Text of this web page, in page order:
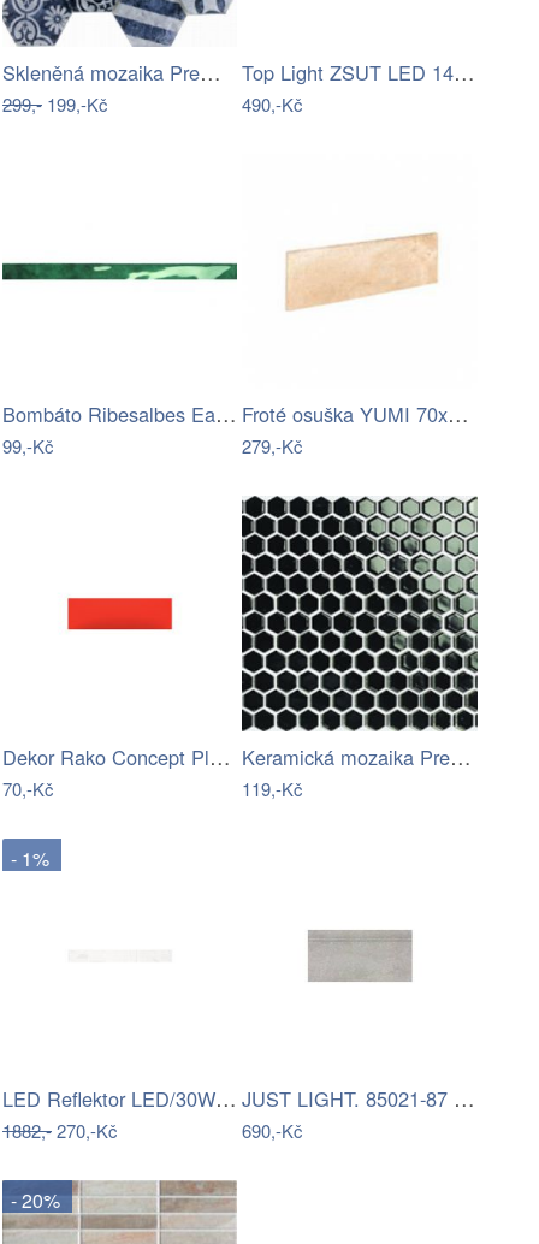
Skleněná mozaika Premium Mosaic azul…
299,- 199,-Kč
Top Light ZSUT LED 14/6000 - LED…
490,-Kč
Bombáto Ribesalbes Earth Amazon 1,2x30…
99,-Kč
Froté osuška YUMI 70x135 starorůžová
279,-Kč
Dekor Rako Concept Plus červená 6x20 cm…
70,-Kč
Keramická mozaika Premium Mosaic černá…
119,-Kč
- 1%
LED Reflektor LED/30W/230V 4000K IP65…
1882,-270,-Kč
JUST LIGHT. 85021-87 - LED Neonová…
690,-Kč
- 20%